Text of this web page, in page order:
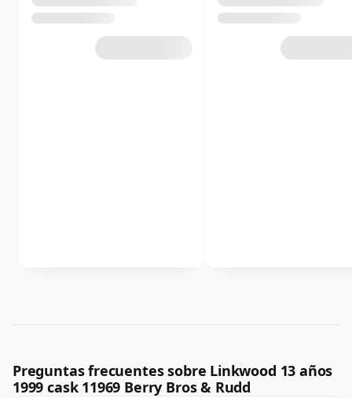
Preguntas frecuentes sobre Linkwood 13 años
1999 cask 11969 Berry Bros & Rudd